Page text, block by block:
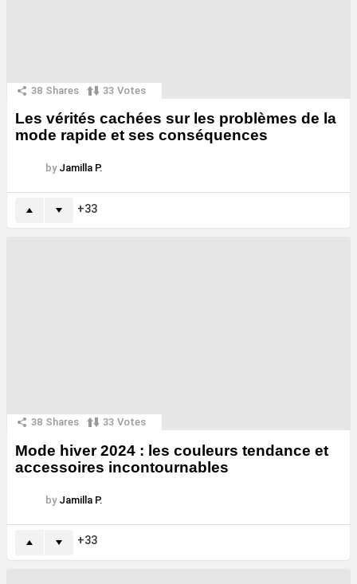
38 Shares 33 Votes
Les vérités cachées sur les problèmes de la
mode rapide et ses conséquences
by Jamilla P.
33
38 Shares 33 Votes
Mode hiver 2024 : les couleurs tendance et
accessoires incontournables
by Jamilla P.
33